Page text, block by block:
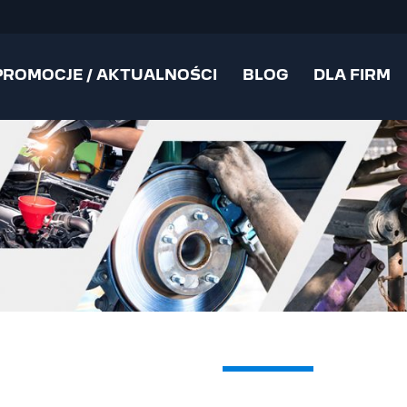
/ AKTUALNOŚCI BLOG DLA FIRM